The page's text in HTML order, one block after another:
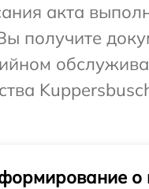
акта
получите
о